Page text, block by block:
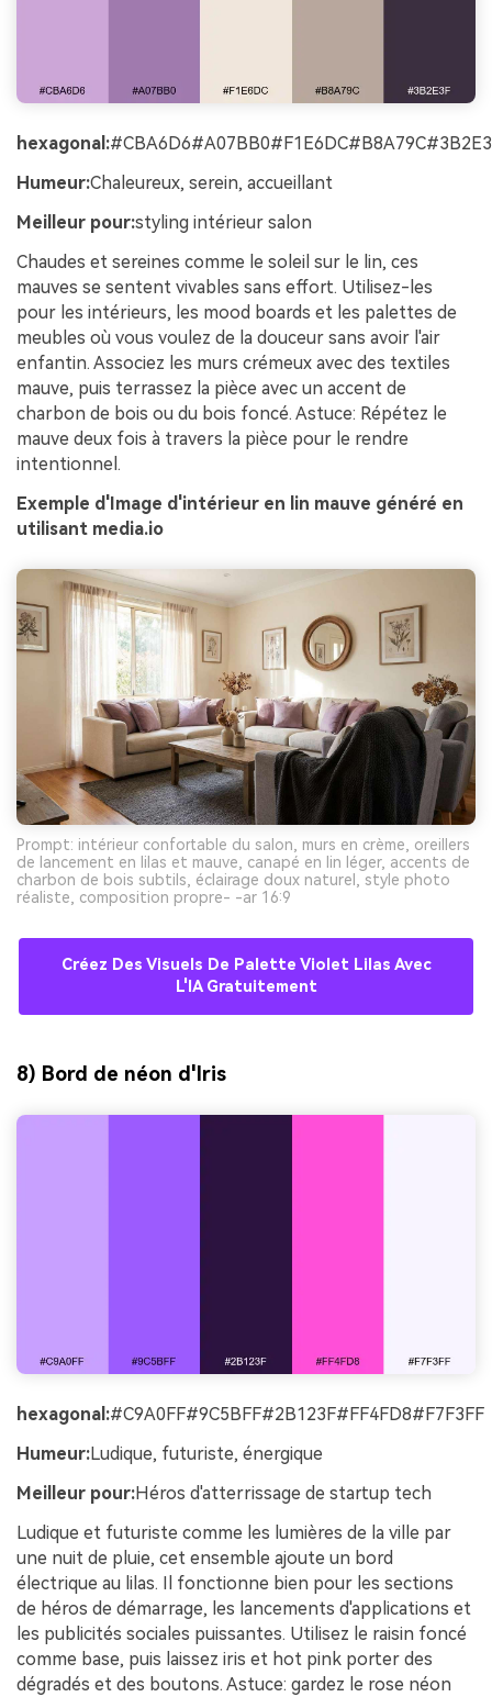
hexagonal:
Humeur:Chaleureux, serein, accueillant
Meilleur pour:styling intérieur salon
Chaudes et sereines comme le soleil sur le lin, ces
mauves se sentent vivables sans effort. Utilisez-les
pour les intérieurs, les mood boards et les palettes de
meubles où vous voulez de la douceur sans avoir l'air
enfantin. Associez les murs crémeux avec des textiles
mauve, puis terrassez la pièce avec un accent de
charbon de bois ou du bois foncé. Astuce: Répétez le
mauve deux fois à travers la pièce pour le rendre
intentionnel.
Exemple d'Image d'intérieur en lin mauve généré en
utilisant media.io
Prompt: intérieur confortable du salon, murs en crème, oreillers
de lancement en lilas et mauve, canapé en lin léger, accents de
charbon de bois subtils, éclairage doux naturel, style photo
réaliste, composition propre- -ar 16:9
Créez Des Visuels De Palette Violet Lilas Avec
L'IA Gratuitement
8) Bord de néon d'Iris
hexagonal:#C9A0FF#9C5BFF#2B123F#FF4FD8#F7F3FF
Humeur:Ludique, futuriste, énergique
Meilleur pour:Héros d'atterrissage de startup tech
Ludique et futuriste comme les lumières de la ville par
une nuit de pluie, cet ensemble ajoute un bord
électrique au lilas. Il fonctionne bien pour les sections
de héros de démarrage, les lancements d'applications et
les publicités sociales puissantes. Utilisez le raisin foncé
comme base, puis laissez iris et hot pink porter des
dégradés et des boutons. Astuce: gardez le rose néon